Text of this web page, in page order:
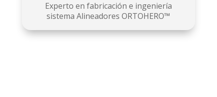
Experto en fabricación e ingeniería
sistema Alineadores ORTOHERO™️